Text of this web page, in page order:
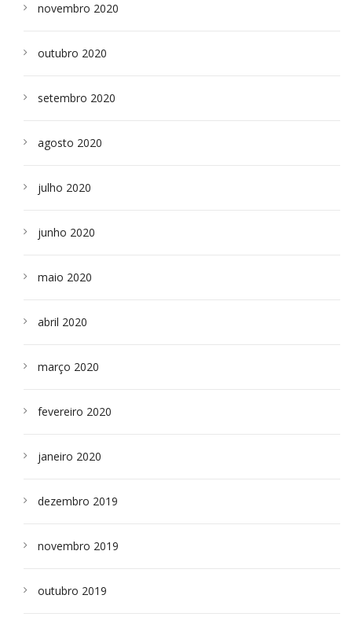
novembro 2020
outubro 2020
setembro 2020
agosto 2020
julho 2020
junho 2020
maio 2020
abril 2020
março 2020
fevereiro 2020
janeiro 2020
dezembro 2019
novembro 2019
outubro 2019